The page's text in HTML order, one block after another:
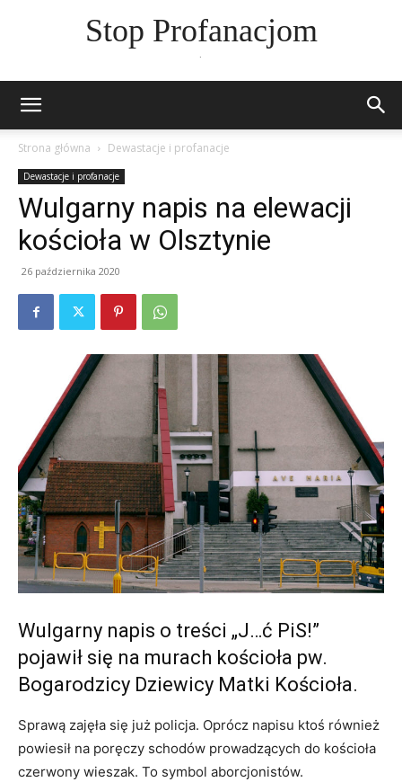
Stop Profanacjom
Strona główna Dewastacje i profanacje
Dewastacje i profanacje
Wulgarny napis na elewacji
kościoła w Olsztynie
26 października 2020
Wulgarny napis o treści „J…ć PiS!”
pojawił się na murach kościoła pw.
Bogarodzicy Dziewicy Matki Kościoła.
Sprawą zajęła się już policja. Oprócz napisu ktoś również
powiesił na poręczy schodów prowadzących do kościoła
czerwony wieszak. To symbol aborcjonistów.